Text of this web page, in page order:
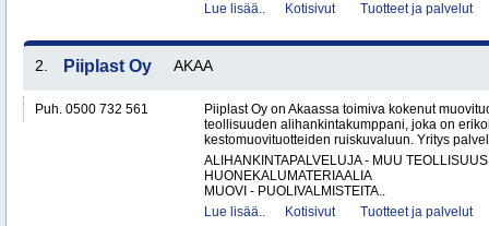
Lue lisää..
Kotisivut Tuotteet ja palvelut
2. Piiplast Oy AKAA
Puh. 0500 732 561
Piiplast Oy on Akaassa toimiva kokenut
teollisuuden alihankintakumppani, joka on
kestomuovituotteiden ruiskuvaluun. Yritys
ALIHANKINTAPALVELUJA - MUU TEOLLISUUS
HUONEKALUMATERIAALIA
MUOVI - PUOLIVALMISTEITA..
Lue lisää..
Kotisivut Tuotteet ja palvelut